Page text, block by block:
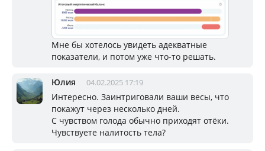
Мне бы хотелось увидеть адекватные
показатели, и потом уже что-то решать.
Юлия 04.02.2025 17:19
Интересно. Заинтриговали ваши весы, что
покажут через несколько дней.
С чувством голода обычно приходят отёки.
Чувствуете налитость тела?